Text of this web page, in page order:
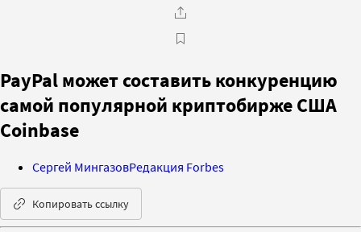
PayPal может составить конкуренцию
самой популярной криптобирже США
Coinbase
Сергей МингазовРедакция Forbes
Копировать ссылку